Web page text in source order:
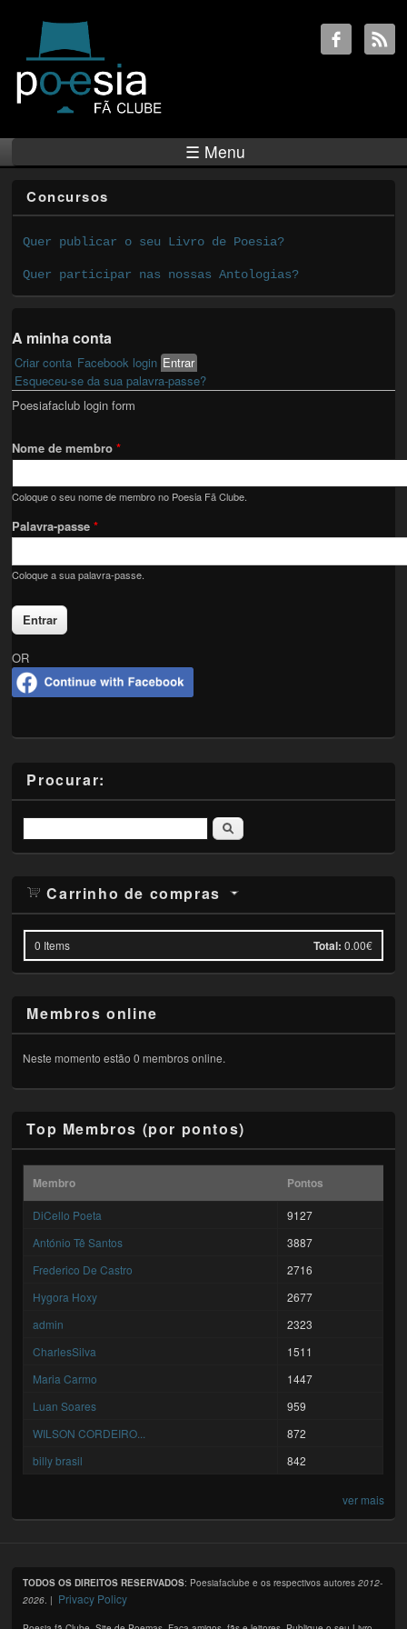
☰ Menu
Concursos
Quer publicar o seu Livro de Poesia?
Quer participar nas nossas Antologias?
A minha conta
Primary tabs
Criar conta Facebook login Entrar(active tab)
Esqueceu-se da sua palavra-passe?
Poesiafaclub login form
Nome de membro*
Coloque o seu nome de membro no Poesia Fã Clube.
Palavra-passe*
Coloque a sua palavra-passe.
OR
Procurar:
Pesquisar
Carrinho de compras
0 Items Total: 0.00€
Membros online
Neste momento estão 0 membros online.
Top Membros (por pontos)
Membro Pontos
DiCello Poeta
9127
António Tê Santos
3887
Frederico De Castro
2716
Hygora Hoxy
2677
admin
2323
CharlesSilva
1511
Maria Carmo
1447
Luan Soares
959
WILSON CORDEIRO...
872
billy brasil
842
ver mais
TODOS OS DIREITOS RESERVADOS: Poesiafaclube e os respectivos autores2012-
2026 . | Privacy Policy